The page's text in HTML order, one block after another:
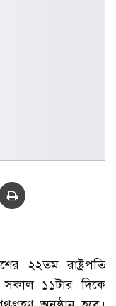
২২তম রাষ্ট্রপতি
সকাল ১১টার দিকে